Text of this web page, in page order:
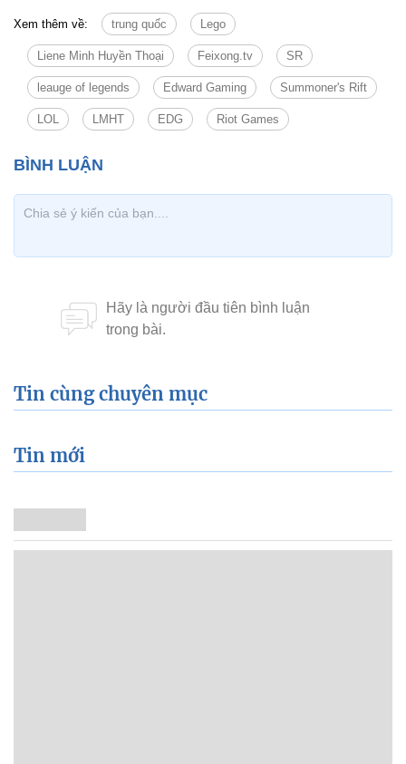
Xem thêm về: trung quốc Lego
Liene Minh Huyền Thoại Feixong.tv SR
leauge of legends Edward Gaming Summoner's Rift
LOL LMHT EDG Riot Games
Tin cùng chuyên mục
Tin mới